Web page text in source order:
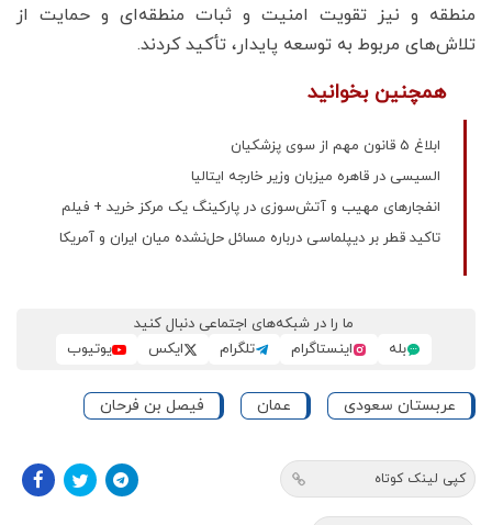
منطقه و نیز تقویت امنیت و ثبات منطقه‌ای و حمایت از
تلاش‌های مربوط به توسعه پایدار، تأکید کردند.
همچنین بخوانید
ابلاغ 5 قانون مهم از سوی پزشکیان
السیسی در قاهره میزبان وزیر خارجه ایتالیا
انفجارهای مهیب و آتش‌سوزی در پارکینگ یک مرکز خرید + فیلم
تاکید قطر بر دیپلماسی درباره مسائل حل‌نشده میان ایران و آمریکا
ما را در شبکه‌های اجتماعی دنبال کنید
بله
اینستاگرام تلگرام ایکس یوتیوب
عربستان سعودی عمان فیصل بن فرحان
کپی لینک کوتاه